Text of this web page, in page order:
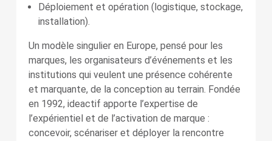
Déploiement et opération (logistique, stockage,
installation).
Un modèle singulier en Europe, pensé pour les
marques, les organisateurs d’événements et les
institutions qui veulent une présence cohérente
et marquante, de la conception au terrain. Fondée
en 1992, ideactif apporte l’expertise de
l’expérientiel et de l’activation de marque :
concevoir, scénariser et déployer la rencontre